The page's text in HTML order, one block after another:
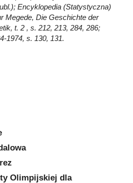
Encyklopedia (Statystyczna)
Megede, Die Geschichte der
t. 2 , s. 212, 213, 284, 286;
1974, s. 130, 131.
Olimpijskiej dla